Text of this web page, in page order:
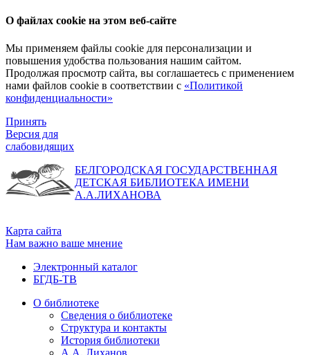
О файлах cookie на этом веб-сайте
Мы применяем файлы cookie для персонализации и
повышения удобства пользования нашим сайтом.
Продолжая просмотр сайта, вы соглашаетесь с применением
нами файлов cookie в соответствии с «Политикой
конфиденциальности»
Принять
Версия для
слабовидящих
БЕЛГОРОДСКАЯ ГОСУДАРСТВЕННАЯ
ДЕТСКАЯ БИБЛИОТЕКА ИМЕНИ
А.А.ЛИХАНОВА
Карта сайта
Нам важно ваше мнение
Электронный каталог
БГДБ-ТВ
О библиотеке
Сведения о библиотеке
Структура и контакты
История библиотеки
А.А. Лиханов